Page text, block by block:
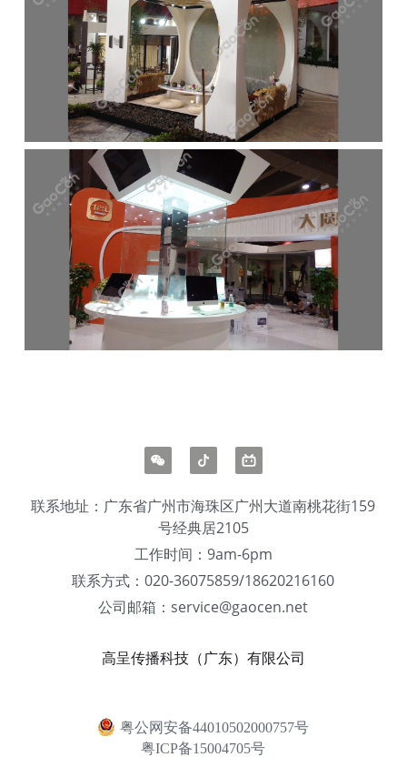
联系地址：广东省广州市海珠区广州大道南桃花街159
号经典居2105
工作时间：9am-6pm
联系方式：020-36075859/18620216160
公司邮箱：service@gaocen.net
高呈传播科技（广东）有限公司
粤公网安备44010502000757号
粤ICP备15004705号